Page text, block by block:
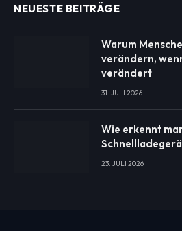
NEUESTE BEITRÄGE
Warum
verändern,
verändert
31. JULI 2026
Wie erkennt
23. JULI 2026